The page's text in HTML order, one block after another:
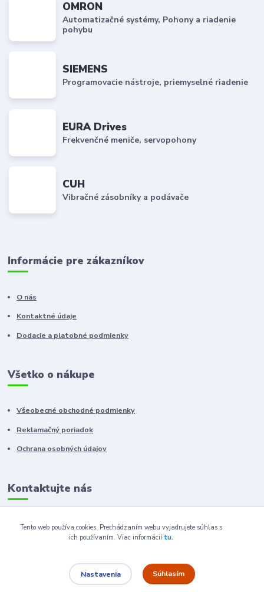
OMRON
Automatizačné systémy, Pohony a riadenie
pohybu
SIEMENS
Programovacie nástroje, priemyselné riadenie
EURA Drives
Frekvenčné meniče, servopohony
CUH
Vibračné zásobníky a podávače
Informácie pre zákazníkov
O nás
Kontaktné údaje
Dodacie a platobné podmienky
Všetko o nákupe
Všeobecné obchodné podmienky
Reklamačný poriadok
Ochrana osobných údajov
Kontaktujte nás
+421 910 222 333
+421 52 788 46 41
sales@elron.eu.sk
Tento web používa cookies. Prechádzaním webu vyjadrujete súhlas s
ich používaním. Viac informácií tu.
Nastavenia Súhlasím